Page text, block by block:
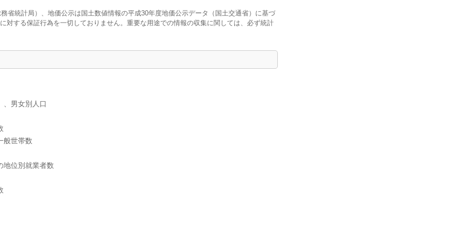
統計局）、地価公示は国土数値情報の平成30年度地価公示データ（国土交通省）に基づ
対する保証行為を一切しておりません。重要な用途での情報の収集に関しては、必ず統計
、男女別人口
般世帯数
地位別就業者数